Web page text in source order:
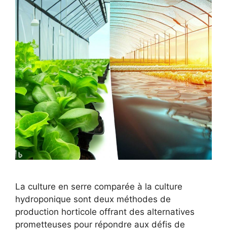
La culture en serre comparée à la culture
hydroponique sont deux méthodes de
production horticole offrant des alternatives
prometteuses pour répondre aux défis de